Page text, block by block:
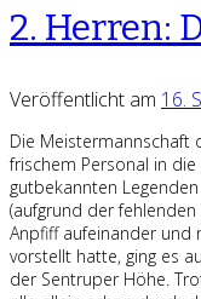
2. Herren:
Veröffentlicht am 16.
Die Meistermannschaft
frischem Personal in die
gutbekannten
(aufgrund der
Anpfiff aufeinander und
vorstellt hatte, ging es
der Sentruper Höhe.